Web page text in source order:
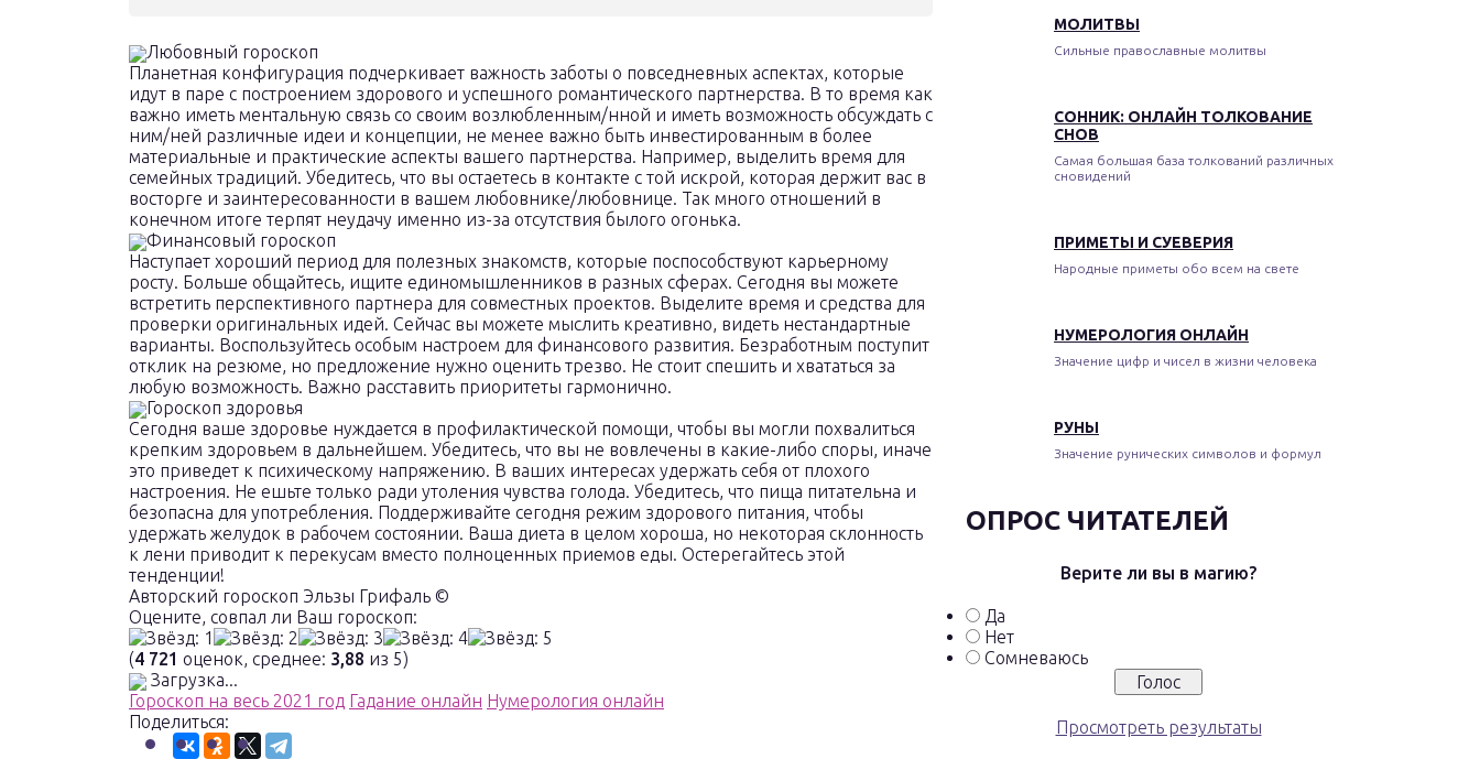
Любовный гороскоп
Планетная конфигурация подчеркивает важность заботы о повседневных аспектах, которые
идут в паре с построением здорового и успешного романтического партнерства. В то время как
важно иметь ментальную связь со своим возлюбленным/нной и иметь возможность обсуждать с
ним/ней различные идеи и концепции, не менее важно быть инвестированным в более
материальные и практические аспекты вашего партнерства. Например, выделить время для
семейных традиций. Убедитесь, что вы остаетесь в контакте с той искрой, которая держит вас в
восторге и заинтересованности в вашем любовнике/любовнице. Так много отношений в
конечном итоге терпят неудачу именно из-за отсутствия былого огонька.
Финансовый гороскоп
Наступает хороший период для полезных знакомств, которые поспособствуют карьерному
росту. Больше общайтесь, ищите единомышленников в разных сферах. Сегодня вы можете
встретить перспективного партнера для совместных проектов. Выделите время и средства для
проверки оригинальных идей. Сейчас вы можете мыслить креативно, видеть нестандартные
варианты. Воспользуйтесь особым настроем для финансового развития. Безработным поступит
отклик на резюме, но предложение нужно оценить трезво. Не стоит спешить и хвататься за
любую возможность. Важно расставить приоритеты гармонично.
Гороскоп здоровья
Сегодня ваше здоровье нуждается в профилактической помощи, чтобы вы могли похвалиться
крепким здоровьем в дальнейшем. Убедитесь, что вы не вовлечены в какие-либо споры, иначе
это приведет к психическому напряжению. В ваших интересах удержать себя от плохого
настроения. Не ешьте только ради утоления чувства голода. Убедитесь, что пища питательна и
безопасна для употребления. Поддерживайте сегодня режим здорового питания, чтобы
удержать желудок в рабочем состоянии. Ваша диета в целом хороша, но некоторая склонность
к лени приводит к перекусам вместо полноценных приемов еды. Остерегайтесь этой
тенденции!
Авторский гороскоп Эльзы Грифаль ©
Оцените, совпал ли Ваш гороскоп:
(4 721 оценок, среднее: 3,88 из 5)
Загрузка...
Гороскоп на весь 2021 год Гадание онлайн Нумерология онлайн
Поделиться:
МОЛИТВЫ
Сильные православные молитвы
СОННИК: ОНЛАЙН ТОЛКОВАНИЕ
СНОВ
Самая большая база толкований различных
сновидений
ПРИМЕТЫ И СУЕВЕРИЯ
Народные приметы обо всем на свете
НУМЕРОЛОГИЯ ОНЛАЙН
Значение цифр и чисел в жизни человека
РУНЫ
Значение рунических символов и формул
ОПРОС ЧИТАТЕЛЕЙ
Верите ли вы в магию?
Да
Нет
Сомневаюсь
Просмотреть результаты